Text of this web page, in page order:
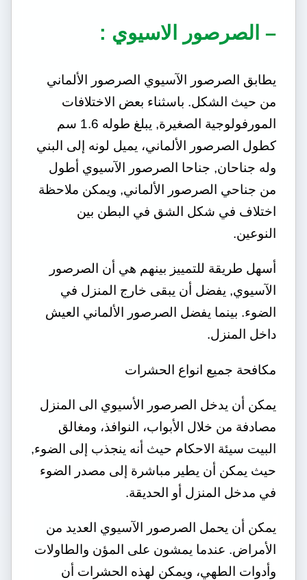
– الصرصور الاسيوي :
يطابق الصرصور الآسيوي الصرصور الألماني
من حيث الشكل. باسثناء بعض الاختلافات
المورفولوجية الصغيرة, يبلغ طوله 1.6 سم
كطول الصرصور الألماني، يميل لونه إلى البني
وله جناحان, جناحا الصرصور الآسيوي أطول
من جناحي الصرصور الألماني, ويمكن ملاحظة
اختلاف في شكل الشق في البطن بين
النوعين.
أسهل طريقة للتمييز بينهم هي أن الصرصور
الآسيوي, يفضل أن يبقى خارج المنزل في
الضوء. بينما يفضل الصرصور الألماني العيش
داخل المنزل.
مكافحة جميع انواع الحشرات
يمكن أن يدخل الصرصور الأسيوي الى المنزل
مصادفة من خلال الأبواب، النوافذ، ومغالق
البيت سيئة الاحكام حيث أنه ينجذب إلى الضوء,
حيث يمكن أن يطير مباشرة إلى مصدر الضوء
في مدخل المنزل أو الحديقة.
يمكن أن يحمل الصرصور الآسيوي العديد من
الأمراض. عندما يمشون على المؤن والطاولات
وأدوات الطهي، ويمكن لهذه الحشرات أن